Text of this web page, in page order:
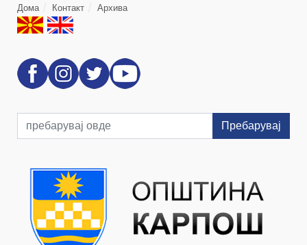
Дома Контакт Архива
Пребарувај